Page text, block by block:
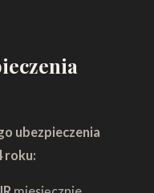
ubezpieczenia
roku: